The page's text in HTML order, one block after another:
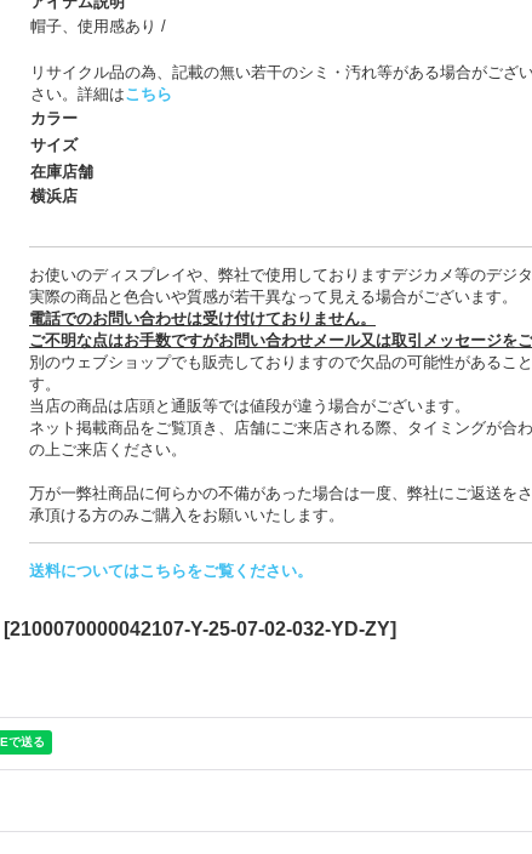
帽子、使用感あり /
リサイクル品の為、記載の無い若干のシミ・汚れ等がある場合がござ
さい。詳細はこちら
カラー
サイズ
在庫店舗
横浜店
お使いのディスプレイや、弊社で使用しておりますデジカメ等のデジ
実際の商品と色合いや質感が若干異なって見える場合がございます。
電話でのお問い合わせは受け付けておりません。
ご不明な点はお手数ですがお問い合わせメール又は取引メッセージをご
別のウェブショップでも販売しておりますので欠品の可能性があるこ
す。
当店の商品は店頭と通販等では値段が違う場合がございます。
ネット掲載商品をご覧頂き、店舗にご来店される際、タイミングが合
の上ご来店ください。
万が一弊社商品に何らかの不備があった場合は一度、弊社にご返送を
承頂ける方のみご購入をお願いいたします。
送料についてはこちらをご覧ください。
[2100070000042107-Y-25-07-02-032-YD-ZY]